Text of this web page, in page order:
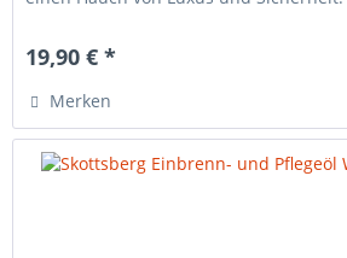
19,90 € *
Merken